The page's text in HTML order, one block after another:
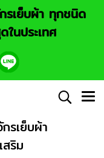
รเย็บผ้า ทุกชนิด
นประเทศ
รเย็บผ้า
ริม